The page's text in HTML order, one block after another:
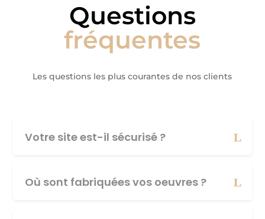
Questions
fréquentes
Les questions les plus courantes de nos clients
Votre site est-il sécurisé ?
Où sont fabriquées vos oeuvres ?